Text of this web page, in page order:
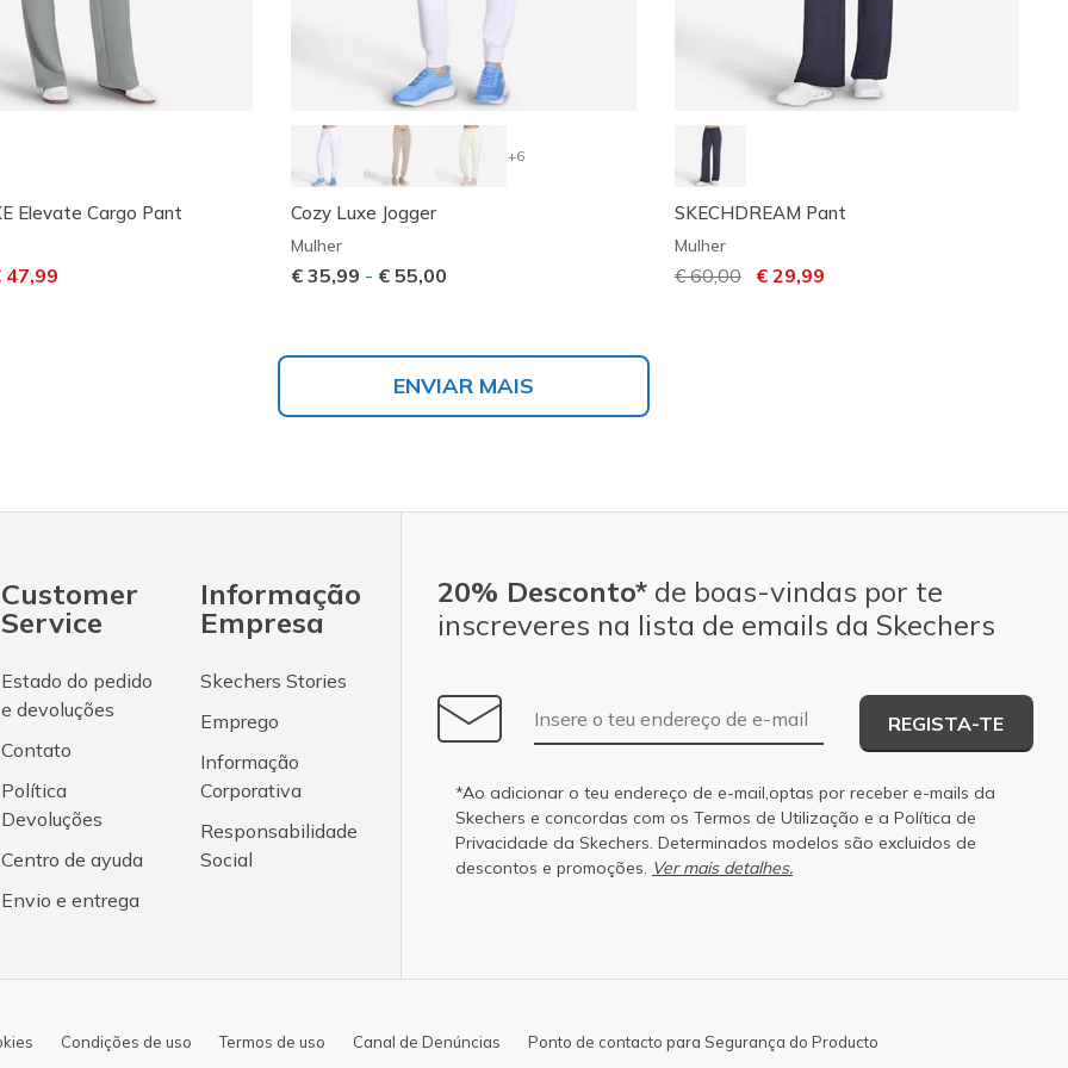
Elevate Cargo Pant
de
47,99
+6
Cozy Luxe Jogger
Mulher
€ 35,99 - € 55,00
SKECHDREAM Pant
Mulher
Preço com desconto de
€ 60,00para
€ 29,99
ENVIAR MAIS
Customer
Service
Estado do pedido
e devoluções
Contato
Política
Devoluções
Centro de ayuda
Envio e entrega
Informação
Empresa
Skechers Stories
Emprego
Informação
Corporativa
Responsabilidade
Social
20% Desconto* de boas-vindas por te
inscreveres na lista de emails da Skechers
Endereço de e-mail
REGISTA-TE
*Ao adicionar o teu endereço de e-mail,optas por receber e-mails da
Skechers e concordas com os Termos de Utilização e a Política de
Privacidade da Skechers. Determinados modelos são excluidos de
descontos e promoções. Ver mais detalhes.
Condições de uso Termos de uso Canal de Denúncias Ponto de contacto para Segurança do Producto